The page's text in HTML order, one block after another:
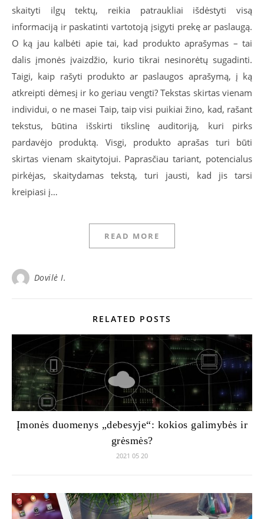
skaityti ilgų tektų, reikia patraukliai išdėstyti visą
informaciją ir paskatinti vartotoją įsigyti prekę ar paslaugą.
O ką jau kalbėti apie tai, kad produkto aprašymas – tai
dalis įmonės įvaizdžio, kurio tikrai nesinorėtų sugadinti.
Taigi, kaip rašyti produkto ar paslaugos aprašymą, į ką
atkreipti dėmesį ir ko geriau vengti? Tekstas skirtas vienam
individui, o ne masei Taip, taip visi puikiai žino, kad, rašant
tekstus, būtina išskirti tikslinę auditoriją, kuri pirks
pardavėjo produktą. Visgi, produkto aprašas turi būti
skirtas vienam skaitytojui. Paprasčiau tariant, potencialus
pirkėjas, skaitydamas tekstą, turi jausti, kad jis tarsi
kreipiasi į…
READ MORE
Dovilė I.
RELATED POSTS
Įmonės duomenys „debesyje“: kokios galimybės ir
grėsmės?
2021 05 20